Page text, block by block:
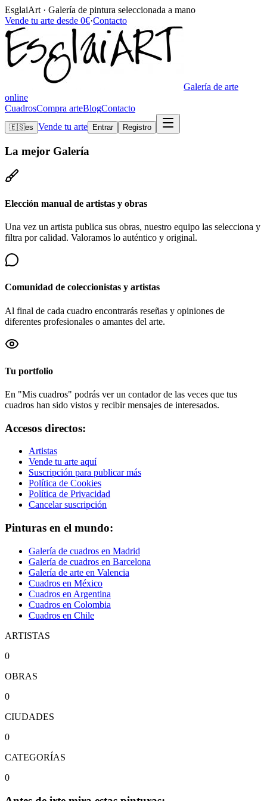
EsglaiArt · Galería de pintura seleccionada a mano
Vende tu arte desde 0€·Contacto
Galería de arte
online
CuadrosCompra arteBlogContacto
🇪🇸es Vende tu arte Entrar Registro
La mejor Galería
Elección manual de artistas y obras
Una vez un artista publica sus obras, nuestro equipo las selecciona y
filtra por calidad. Valoramos lo auténtico y original.
Comunidad de coleccionistas y artistas
Al final de cada cuadro encontrarás reseñas y opiniones de
diferentes profesionales o amantes del arte.
Tu portfolio
En "Mis cuadros" podrás ver un contador de las veces que tus
cuadros han sido vistos y recibir mensajes de interesados.
Accesos directos:
Artistas
Vende tu arte aquí
Suscripción para publicar más
Política de Cookies
Política de Privacidad
Cancelar suscripción
Pinturas en el mundo:
Galería de cuadros en Madrid
Galería de cuadros en Barcelona
Galería de arte en Valencia
Cuadros en México
Cuadros en Argentina
Cuadros en Colombia
Cuadros en Chile
ARTISTAS
0
OBRAS
0
CIUDADES
0
CATEGORÍAS
0